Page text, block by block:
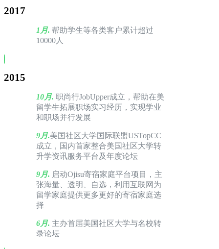
2017
1月. 帮助学生等各类客户累计超过
10000人
2015
10月. 职尚行JobUpper成立，帮助在美
留学生拓展职场实习经历，实现学业
和职场并行发展
9月.美国社区大学国际联盟USTopCC
成立，国内首家整合美国社区大学转
升学资讯服务平台及年度论坛
9月. 启动Ojisu寄宿家庭平台项目，主
张海量、透明、自选，利用互联网为
留学家庭提供更多更好的寄宿家庭选
择
6月. 主办首届美国社区大学与名校转
录论坛